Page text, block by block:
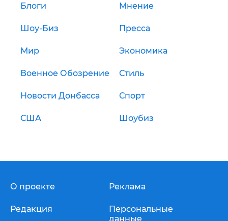
Блоги Мнение
Шоу-Биз Пресса
Мир Экономика
Военное Обозрение Стиль
Новости Донбасса Спорт
США Шоубиз
О проекте
Редакция
Реклама
Персональные
данные